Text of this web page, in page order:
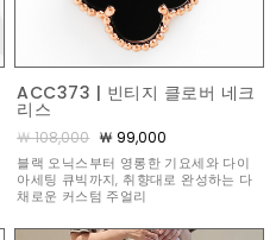
ACC373 | 빈티지 클로버 네크
리스
￦ 108,000 ￦ 99,000
블랙 오닉스부터 영롱한 기요세와 다이
아세팅 큐빅까지, 취향대로 완성하는 다
채로운 커스텀 주얼리